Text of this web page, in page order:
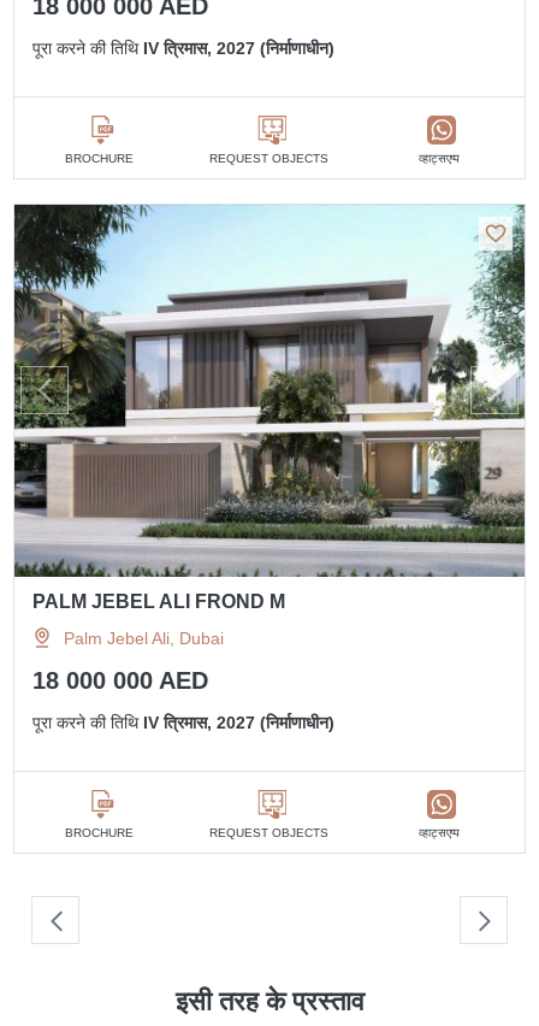
18 000 000 AED
पूरा करने की तिथि IV त्रिमास, 2027 (निर्माणाधीन)
BROCHURE REQUEST OBJECTS व्हाट्सएप्प
PALM JEBEL ALI FROND M
Palm Jebel Ali, Dubai
18 000 000 AED
पूरा करने की तिथि IV त्रिमास, 2027 (निर्माणाधीन)
BROCHURE REQUEST OBJECTS व्हाट्सएप्प
इसी तरह के प्रस्ताव